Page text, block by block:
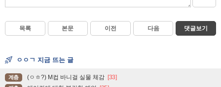
목록 본문 이전 다음 댓글보기
ㅇㅇㄱ 지금 뜨는 글
계층 (ㅇㅎ?) M컵 바니걸 실물 체감 [33]